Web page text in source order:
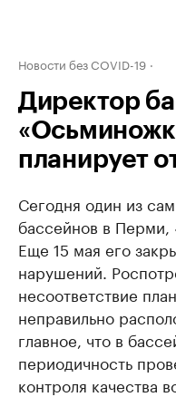
Новости без COVID-19
Директор
планирует
Сегодня один из
бассейнов в Перми,
Еще 15 мая его
нарушений.
несоответствие
неправильно
главное, что в
периодичность
контроля качества